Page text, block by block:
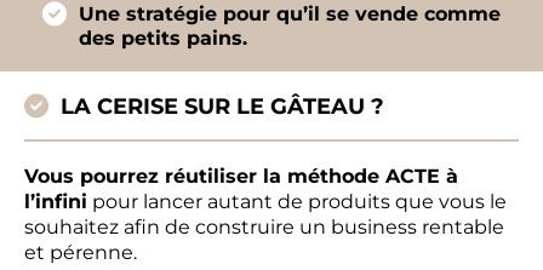
Une stratégie pour qu’il se vende comme
des petits pains.
LA CERISE SUR LE GÂTEAU ?
Vous pourrez réutiliser la méthode ACTE à
l’infini pour lancer autant de produits que vous le
souhaitez afin de construire un business rentable
et pérenne.